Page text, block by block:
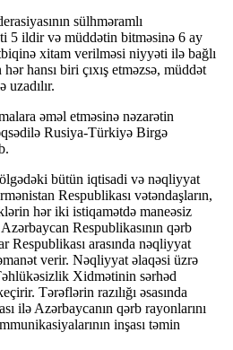
sülhməramlı
5 ildir və müddətin bitməsinə 6 ay
xitam verilməsi niyyəti ilə bağlı
hansı biri çıxış etməzsə, müddət
əməl etməsinə nəzarətin
Rusiya-Türkiyə Birgə
bütün iqtisadi və nəqliyyat
Respublikası vətəndaşların,
hər iki istiqamətdə maneəsiz
Respublikasının qərb
Respublikası arasında nəqliyyat
verir. Nəqliyyat əlaqəsi üzrə
Xidmətinin sərhəd
Tərəflərin razılığı əsasında
ilə Azərbaycanın qərb rayonlarını
inşası təmin